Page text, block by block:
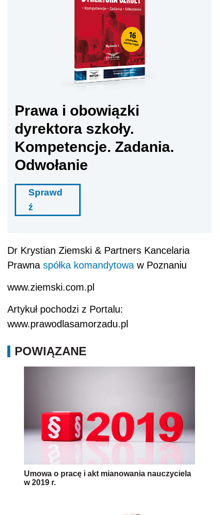
Prawa i obowiązki
dyrektora szkoły.
Kompetencje. Zadania.
Odwołanie
Sprawd
ź
Dr Krystian Ziemski & Partners Kancelaria
Prawna spółka komandytowa w Poznaniu
www.ziemski.com.pl
Artykuł pochodzi z Portalu:
www.prawodlasamorzadu.pl
POWIĄZANE
Umowa o pracę i akt mianowania nauczyciela
w 2019 r.